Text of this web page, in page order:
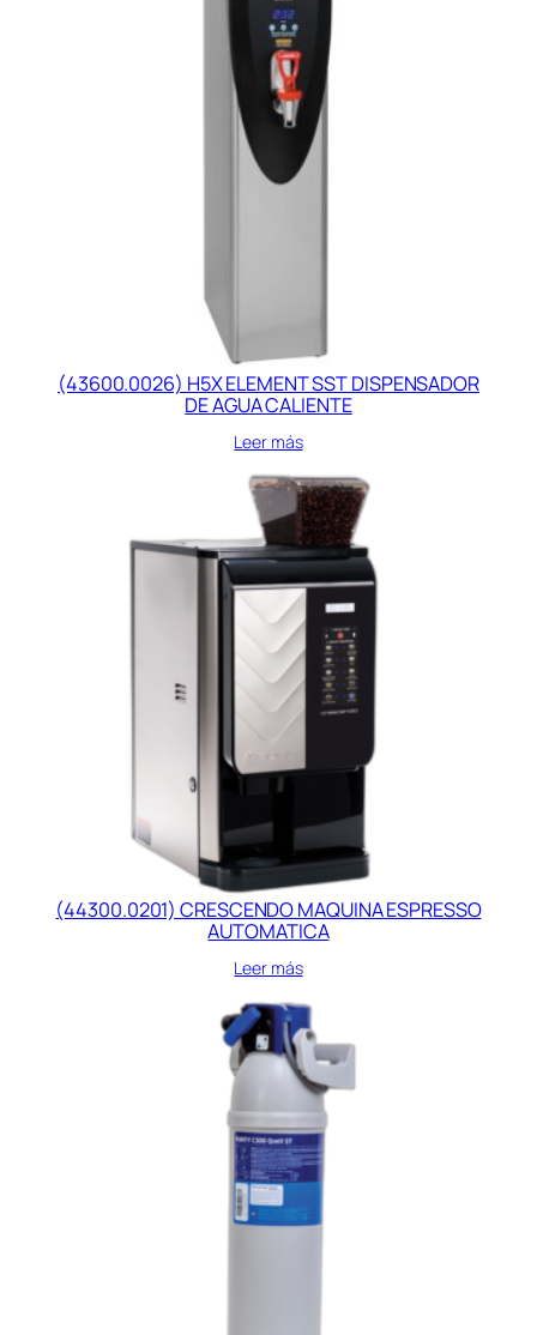
(43600.0026) H5X ELEMENT SST DISPENSADOR
DE AGUA CALIENTE
Leer más
(44300.0201) CRESCENDO MAQUINA ESPRESSO
AUTOMATICA
Leer más